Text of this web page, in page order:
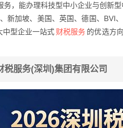
，能办理科技型中小企业与创新
新加坡、美国、英国、德国、BVI
中型企业一站式 财税服务 的优选方
服务(深圳)集团有限公司